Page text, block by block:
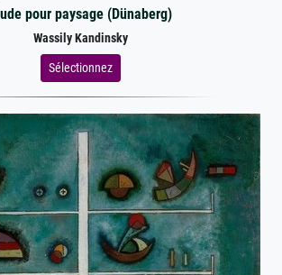
pour paysage (Dünaberg)
Wassily Kandinsky
Sélectionnez